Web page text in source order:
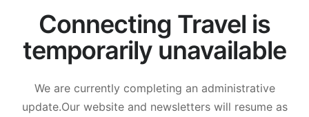
Connecting Travel is
temporarily unavailable
We are currently completing an administrative
update.Our website and newsletters will resume as